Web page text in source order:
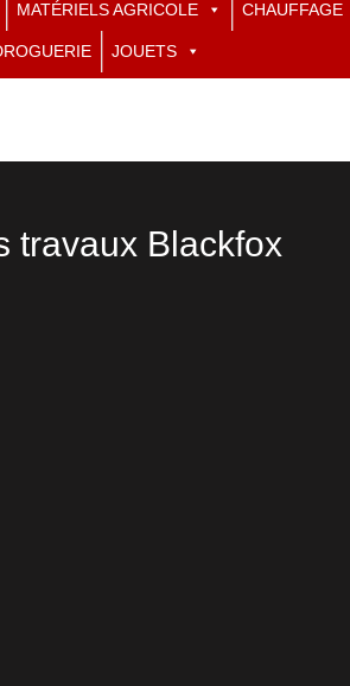
MATÉRIELS AGRICOLE CHAUFFAGE
JOUETS
travaux Blackfox